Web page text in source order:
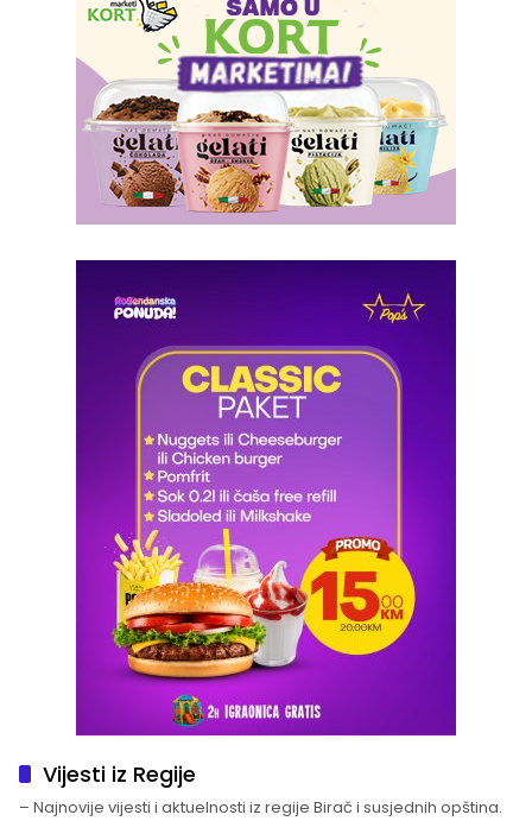
Vijesti iz Regije
– Najnovije vijesti i aktuelnosti iz regije Birač i susjednih opština.